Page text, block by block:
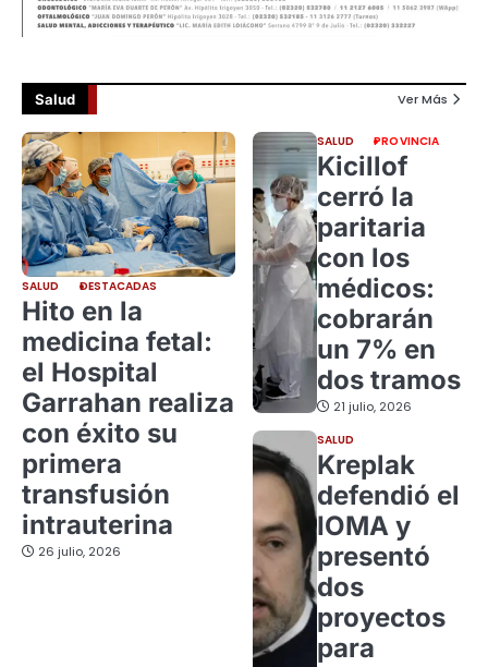
Salud Ver Más
SALUD DESTACADAS
Hito en la
medicina fetal:
el Hospital
Garrahan realiza
con éxito su
primera
transfusión
intrauterina
26 julio, 2026
SALUD PROVINCIA
Kicillof
cerró la
paritaria
con los
médicos:
cobrarán
un 7% en
dos tramos
21 julio, 2026
SALUD
Kreplak
defendió el
IOMA y
presentó
dos
proyectos
para